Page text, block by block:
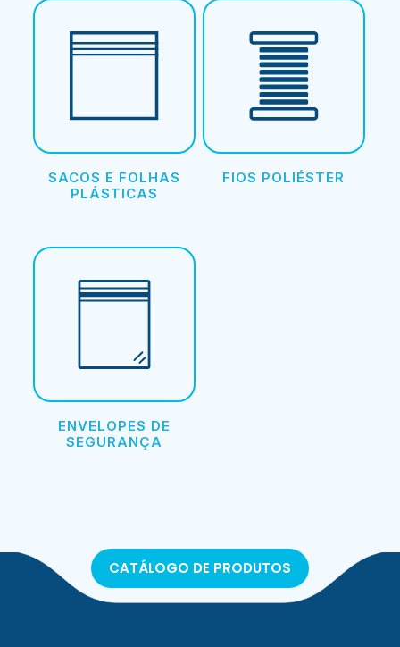
SACOS E FOLHAS
PLÁSTICAS
FIOS POLIÉSTER
ENVELOPES DE
SEGURANÇA
CATÁLOGO DE PRODUTOS